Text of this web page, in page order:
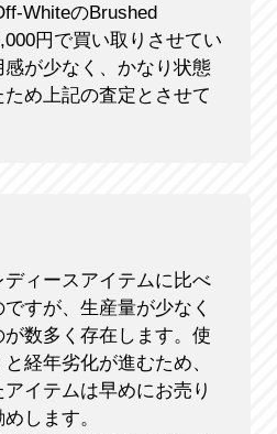
WhiteのBrushed
円で買い取りさせてい
が少なく、かなり状態
め上記の査定とさせて
ィースアイテムに比べ
すが、生産量が少なく
数多く存在します。使
経年劣化が進むため、
イテムは早めにお売り
します。